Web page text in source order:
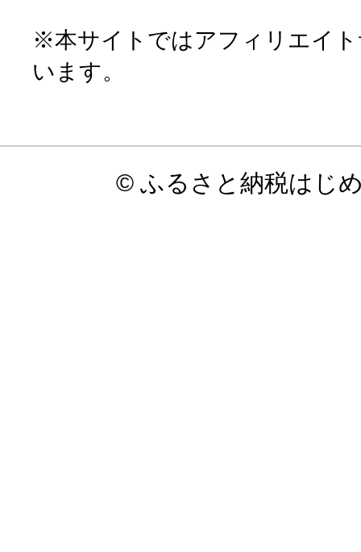
※本サイトではアフィリエイ
います。
© ふるさと納税はじ